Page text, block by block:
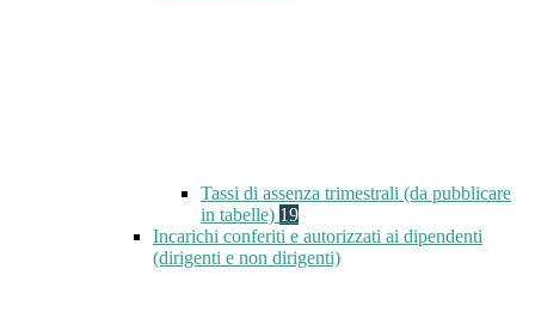
Tassi di assenza trimestrali (da pubblicare
in tabelle) 19
Incarichi conferiti e autorizzati ai dipendenti
(dirigenti e non dirigenti)